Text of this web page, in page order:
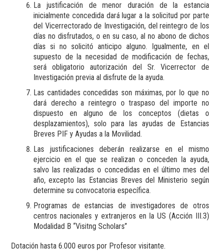
La justificación de menor duración de la estancia
inicialmente concedida dará lugar a la solicitud por parte
del Vicerrectorado de Investigación, del reintegro de los
días no disfrutados, o en su caso, al no abono de dichos
días si no solicitó anticipo alguno. Igualmente, en el
supuesto de la necesidad de modificación de fechas,
será obligatorio autorización del Sr. Vicerrector de
Investigación previa al disfrute de la ayuda.
Las cantidades concedidas son máximas, por lo que no
dará derecho a reintegro o traspaso del importe no
dispuesto en alguno de los conceptos (dietas o
desplazamientos), solo para las ayudas de Estancias
Breves PIF y Ayudas a la Movilidad.
Las justificaciones deberán realizarse en el mismo
ejercicio en el que se realizan o conceden la ayuda,
salvo las realizadas o concedidas en el último mes del
año, excepto las Estancias Breves del Ministerio según
determine su convocatoria específica.
Programas de estancias de investigadores de otros
centros nacionales y extranjeros en la US (Acción III.3)
Modalidad B “Visitng Scholars”
Dotación hasta 6.000 euros por Profesor visitante.